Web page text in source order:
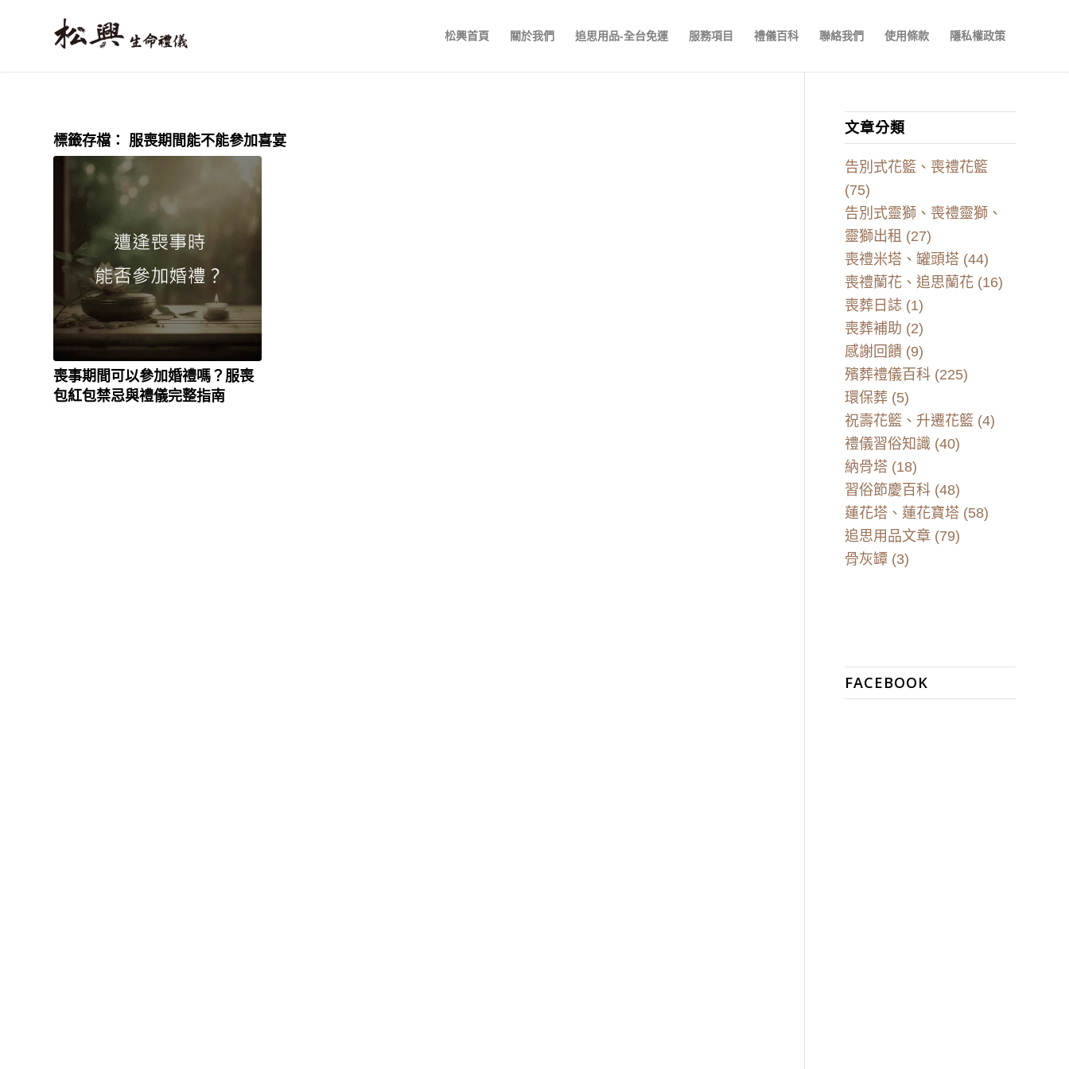
松興首頁 關於我們 追思用品-全台免運 服務項目 禮儀百科 聯絡我們 使用條款 隱私權政策
標籤存檔： 服喪期間能不能參加喜宴
喪事期間可以參加婚禮嗎？服喪
包紅包禁忌與禮儀完整指南
文章分類
告別式花籃、喪禮花籃
(75)
告別式靈獅、喪禮靈獅、
靈獅出租 (27)
喪禮米塔、罐頭塔 (44)
喪禮蘭花、追思蘭花(16)
喪葬日誌 (1)
喪葬補助 (2)
感謝回饋(9)
殯葬禮儀百科(225)
環保葬(5)
祝壽花籃、升遷花籃 (4)
禮儀習俗知識 (40)
納骨塔 (18)
習俗節慶百科(48)
蓮花塔、蓮花寶塔 (58)
追思用品文章 (79)
骨灰罈(3)
FACEBOOK